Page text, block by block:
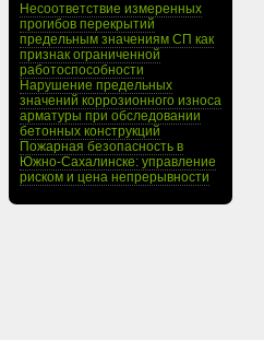
Несоответствие измеренных
прогибов перекрытий
предельным значениям СП как
признак ограниченной
работоспособности
Нарушение предельных
значений коррозионного износа
арматуры при обследовании
бетонных конструкций
Пожарная безопасность в
Южно-Сахалинске: управление
риском и цена непрерывности